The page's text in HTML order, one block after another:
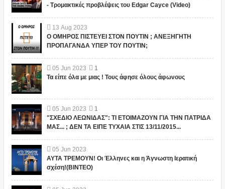
- Τρομακτικές προβλέψεις του Edgar Cayce (Video)
13 Aug 2023
Ο ΟΜΗΡΟΣ ΠΙΣΤΕΥΕΙ ΣΤΟΝ ΠΟΥΤΙΝ ; ΑΝΕΞΗΓΗΤΗ
ΠΡΟΠΑΓΑΝΔΑ ΥΠΕΡ ΤΟΥ ΠΟΥΤΙΝ;
05 Jun 2023
1
Τα είπε όλα με μιας ! Τους άφησε όλους άφωνους
05 Jun 2023
1
"ΣΧΕΔΙΟ ΛΕΩΝΙΔΑΣ": ΤΙ ΕΤΟΙΜΑΖΟΥΝ ΓΙΑ ΤΗΝ ΠΑΤΡΙΔΑ
ΜΑΣ... ; ΔΕΝ ΤΑ ΕΙΠΕ ΤΥΧΑΙΑ ΣΤΙΣ 13/11/2015...
05 Jun 2023
ΑΥΤΑ ΤΡΕΜΟΥΝ! Οι Έλληνες και η Άγνωστη Ιερατική
σχέση!(ΒΙΝΤΕΟ)